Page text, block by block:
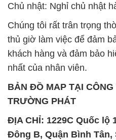
Chủ nhật: Nghỉ chủ nhật
Chúng tôi rất trân trọng
thủ giờ làm việc để đảm
khách hàng và đảm bảo
nhất của nhân viên.
BẢN ĐỒ MAP TẠI
TRƯỜNG PHÁT
ĐỊA CHỈ: 1229C Quốc lộ
Đông B, Quận Bình Tân,